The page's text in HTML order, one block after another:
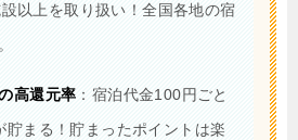
以上を取り扱い！全国各地の宿
高還元率 ：宿泊代金100円ごと
貯まる！貯まったポイントは楽